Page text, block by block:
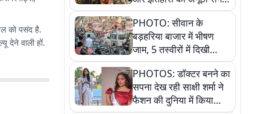
को पसंद है.
देने वाली हों.
तस्वीरों में जानिए
PHOTO: सीवान के
बड़हरिया बाजार में भीषण
जाम, 5 तस्वीरों में दिखी
अव्यवस्था
PHOTOS: डॉक्टर बनने का
सपना देख रही साक्षी शर्मा ने
फैशन की दुनिया में किया